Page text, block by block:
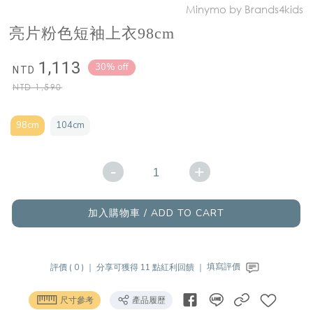
Minymo by Brands4kids
亮片粉色短袖上衣98cm
NTD 1,113
NTD1,590
30% off
98cm 104cm
- +
加入購物車 / ADD TO CART
評價 ( 0 ) ｜分享可獲得 11 點紅利回饋 ｜填寫評價
尺寸參考 產品履歷